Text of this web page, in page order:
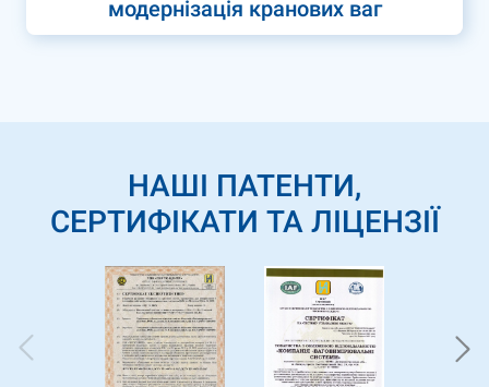
модернізація кранових ваг
НАШІ ПАТЕНТИ,
СЕРТИФІКАТИ ТА ЛІЦЕНЗІЇ